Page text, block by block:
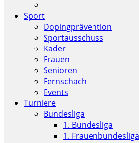
Sport
Dopingprävention
Sportausschuss
Kader
Frauen
Senioren
Fernschach
Events
Turniere
Bundesliga
1. Bundesliga
1. Frauenbundesliga